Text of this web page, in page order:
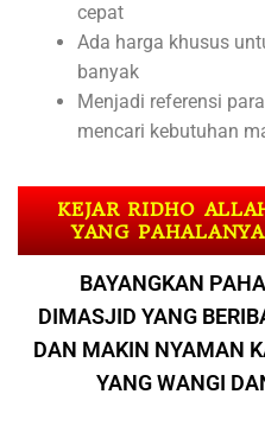
cepat
Ada harga khusus
banyak
Menjadi referensi
mencari kebutuhan
KEJAR RIDHO
YANG
BAYANGKAN
DIMASJID YANG
DAN MAKIN NYAMAN
YANG WANGI